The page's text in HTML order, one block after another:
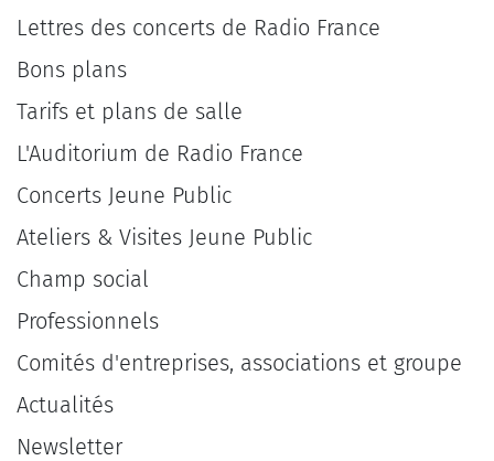
Lettres des concerts de Radio France
Bons plans
Tarifs et plans de salle
L'Auditorium de Radio France
Concerts Jeune Public
Ateliers & Visites Jeune Public
Champ social
Professionnels
Comités d'entreprises, associations et groupe
Actualités
Newsletter